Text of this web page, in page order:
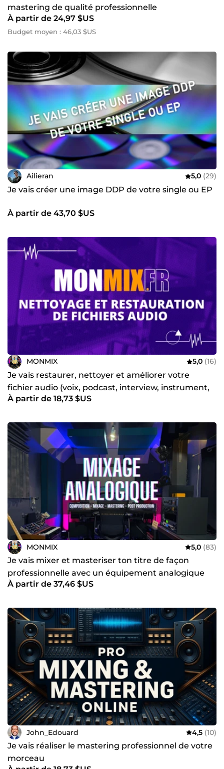
mastering de qualité professionnelle
À partir de 24,97 $US
Budget moyen : 46,03 $US
Ailieran 5,0 (29)
Je vais créer une image DDP de votre single ou EP
À partir de 43,70 $US
MONMIX 5,0 (16)
Je vais restaurer, nettoyer et améliorer votre
fichier audio (voix, podcast, interview, instrument,
...)
À partir de 18,73 $US
MONMIX 5,0 (83)
Je vais mixer et masteriser ton titre de façon
professionnelle avec un équipement analogique
haut de gamme
À partir de 37,46 $US
John_Edouard 4,5 (10)
Je vais réaliser le mastering professionnel de votre
morceau